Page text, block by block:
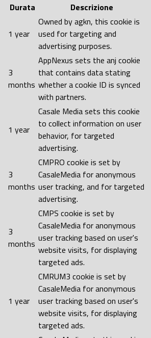
Durata Descrizione
1 year
Owned by agkn, this cookie is
used for targeting and
advertising purposes.
3
months
AppNexus sets the anj cookie
that contains data stating
whether a cookie ID is synced
with partners.
1 year
Casale Media sets this cookie
to collect information on user
behavior, for targeted
advertising.
3
months
CMPRO cookie is set by
CasaleMedia for anonymous
user tracking, and for targeted
advertising.
3
months
CMPS cookie is set by
CasaleMedia for anonymous
user tracking based on user's
website visits, for displaying
targeted ads.
1 year
CMRUM3 cookie is set by
CasaleMedia for anonymous
user tracking based on user's
website visits, for displaying
targeted ads.